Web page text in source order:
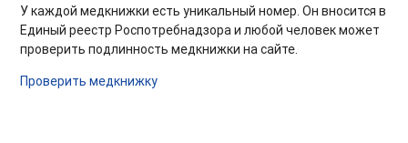
У каждой медкнижки есть уникальный номер. Он вносится в
Единый реестр Роспотребнадзора и любой человек может
проверить подлинность медкнижки на сайте.
Проверить медкнижку